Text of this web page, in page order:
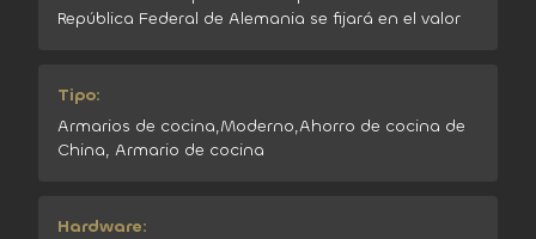
República Federal de Alemania se fijará en el valor
Tipo:
Armarios de cocina,Moderno,Ahorro de cocina de
China, Armario de cocina
Hardware: